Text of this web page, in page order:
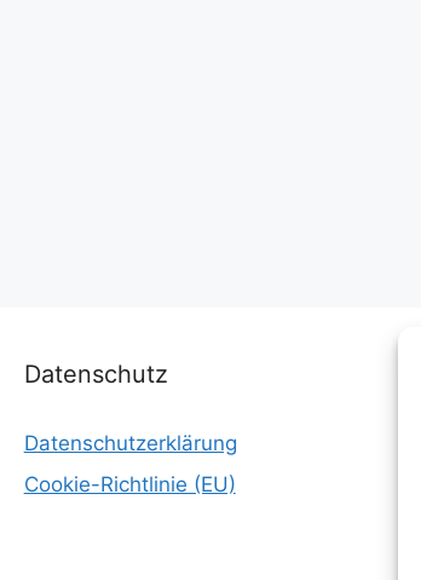
Datenschutz
Datenschutzerklärung
Cookie-Richtlinie (EU)